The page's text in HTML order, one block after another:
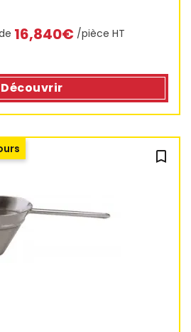
16,840€ /pièce HT
Découvrir
bookmark_outline